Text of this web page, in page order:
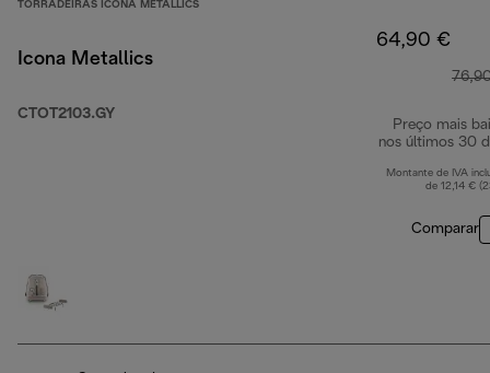
TORRADEIRAS ICONA METALLICS
Icona Metallics
CTOT2103.GY
64,90 €
Preço mais
nos últimos 30
Montante de IVA
de 12,14 €
Comparar